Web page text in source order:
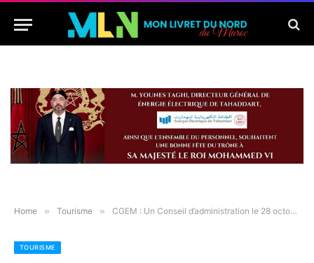
Home » Tourisme » CGEM : Un Conseil d’administration le 28 octobre prochain pour préparer les élections futures
TOURISME